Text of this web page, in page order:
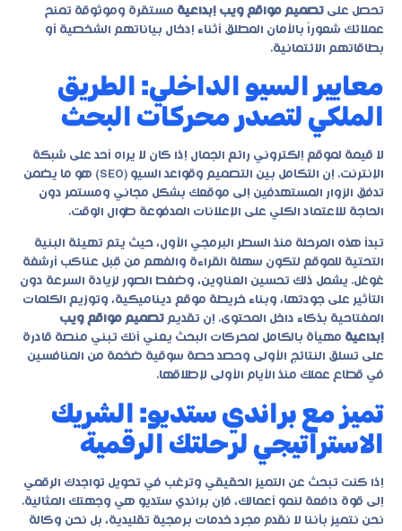
تحصل على تصميم مواقع ويب إبداعية مستقرة وموثوقة تمنح
عملائك شعوراً بالأمان المطلق أثناء إدخال بياناتهم الشخصية أو
بطاقاتهم الائتمانية.
معايير السيو الداخلي: الطريق
الملكي لتصدر محركات البحث
لا قيمة لموقع إلكتروني رائع الجمال إذا كان لا يراه أحد على شبكة
الإنترنت. إن التكامل بين التصميم وقواعد السيو (SEO) هو ما يضمن
تدفق الزوار المستهدفين إلى موقعك بشكل مجاني ومستمر دون
الحاجة للاعتماد الكلي على الإعلانات المدفوعة طوال الوقت.
تبدأ هذه المرحلة منذ السطر البرمجي الأول، حيث يتم تهيئة البنية
التحتية للموقع لتكون سهلة القراءة والفهم من قِبل عناكب أرشفة
غوغل. يشمل ذلك تحسين العناوين، وضغط الصور لزيادة السرعة دون
التأثير على جودتها، وبناء خريطة موقع ديناميكية، وتوزيع الكلمات
المفتاحية بذكاء داخل المحتوى. إن تقديم تصميم مواقع ويب
إبداعية مهيأة بالكامل لمحركات البحث يعني أنك تبني منصة قادرة
على تسلق النتائج الأولى وحصد حصة سوقية ضخمة من المنافسين
في قطاع عملك منذ الأيام الأولى لإطلاقها.
تميز مع براندي ستديو: الشريك
الاستراتيجي لرحلتك الرقمية
إذا كنت تبحث عن التميز الحقيقي وترغب في تحويل تواجدك الرقمي
إلى قوة دافعة لنمو أعمالك، فإن براندي ستديو هي وجهتك المثالية.
نحن نتميز بأننا لا نقدم مجرد خدمات برمجية تقليدية، بل نحن وكالة